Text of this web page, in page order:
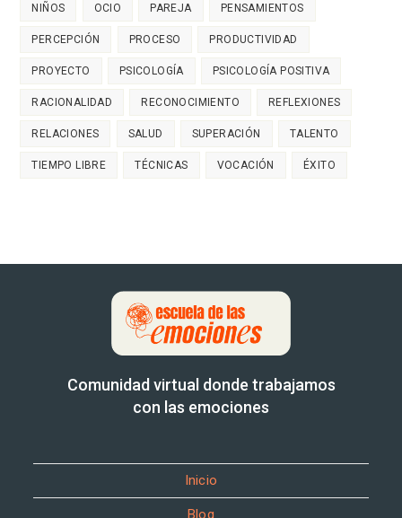
NIÑOS OCIO PAREJA PENSAMIENTOS
PERCEPCIÓN PROCESO PRODUCTIVIDAD
PROYECTO PSICOLOGÍA PSICOLOGÍA POSITIVA
RACIONALIDAD RECONOCIMIENTO REFLEXIONES
RELACIONES SALUD SUPERACIÓN TALENTO
TIEMPO LIBRE TÉCNICAS VOCACIÓN ÉXITO
Comunidad virtual donde trabajamos
con las emociones
Inicio
Blog